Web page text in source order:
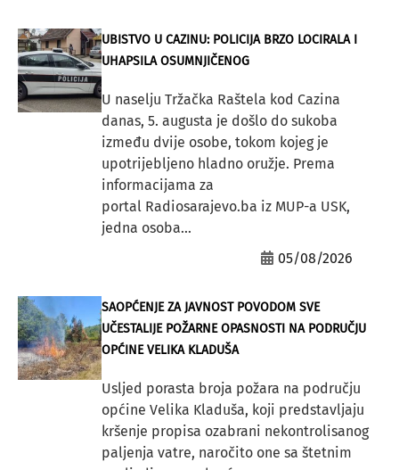
UBISTVO U CAZINU: POLICIJA BRZO LOCIRALA I
UHAPSILA OSUMNJIČENOG
U naselju Tržačka Raštela kod Cazina
danas, 5. augusta je došlo do sukoba
između dvije osobe, tokom kojeg je
upotrijebljeno hladno oružje. Prema
informacijama za
portal Radiosarajevo.ba iz MUP-a USK,
jedna osoba...
05/08/2026
SAOPĆENJE ZA JAVNOST POVODOM SVE
UČESTALIJE POŽARNE OPASNOSTI NA PODRUČJU
OPĆINE VELIKA KLADUŠA
Usljed porasta broja požara na području
općine Velika Kladuša, koji predstavljaju
kršenje propisa ozabrani nekontrolisanog
paljenja vatre, naročito one sa štetnim